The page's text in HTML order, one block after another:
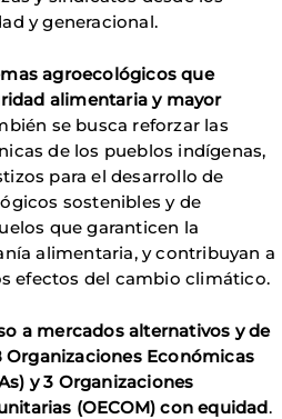
y generacional.
agroecológicos que
alimentaria y mayor
se busca reforzar las
de los pueblos indígenas,
para el desarrollo de
sostenibles y de
que garanticen la
alimentaria, y contribuyan a
efectos del cambio climático.
a mercados alternativos y de
Económicas
y 3 Organizaciones
(OECOM) con equidad.